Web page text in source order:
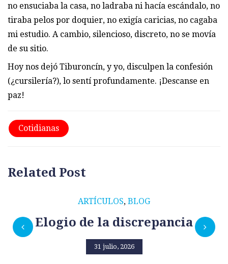
no ensuciaba la casa, no ladraba ni hacía escándalo, no
tiraba pelos por doquier, no exigía caricias, no cagaba
mi estudio. A cambio, silencioso, discreto, no se movía
de su sitio.
Hoy nos dejó Tiburoncín, y yo, disculpen la confesión
(¿cursilería?), lo sentí profundamente. ¡Descanse en
paz!
Cotidianas
Related Post
ARTÍCULOS, BLOG
Elogio de la discrepancia
31 julio, 2026